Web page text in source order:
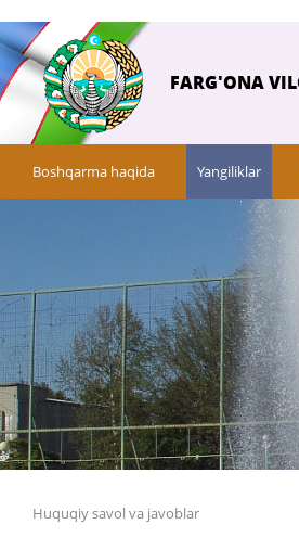
FARG'ONA
Boshqarma haqida Yangiliklar
Huquqiy savol va javoblar